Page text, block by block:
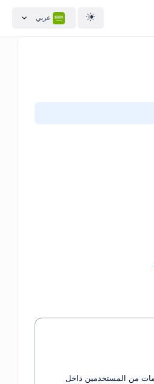
من المستخدمين داخل